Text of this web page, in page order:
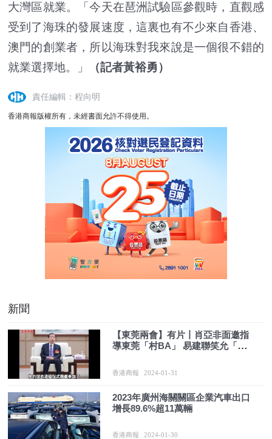
大灣區就業。「今天在琶洲試驗區參觀時，直觀感
受到了海珠的發展速度，這裏也有不少來自香港、
澳門的創業者，所以海珠對我來說是一個很不錯的
就業選擇地。」
（記者黃裕勇）
責任編輯：程向明
香港商報版權所有，未經書面允許不得使用。
新聞
【東莞兩會】有片丨肖亞非面邀指
導東莞「村BA」 易建聯笑允「可
香港商報 2024-01-31
2023年廣州海關關區企業汽車出口
增長89.6%超11萬輛
香港商報 2024-01-30